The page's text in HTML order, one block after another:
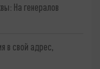
На генералов
в свой адрес,